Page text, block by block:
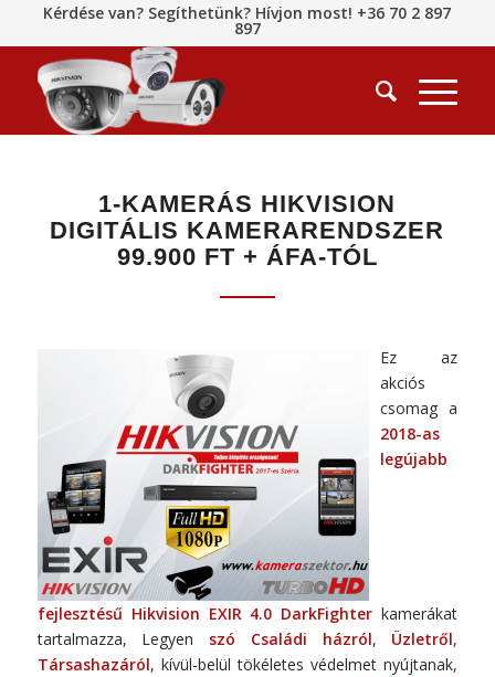
Kérdése van? Segíthetünk? Hívjon most! +36 70 2 897
897
1-KAMERÁS HIKVISION
DIGITÁLIS KAMERARENDSZER
99.900 FT + ÁFA-TÓL
Ez az
akciós
csomag a
2018-as
legújabb
fejlesztésű Hikvision EXIR 4.0 DarkFighter kamerákat
tartalmazza, Legyen szó Családi házról, Üzletről,
Társashazáról, kívül-belül tökéletes védelmet nyújtanak,